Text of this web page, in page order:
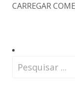
CARREGAR